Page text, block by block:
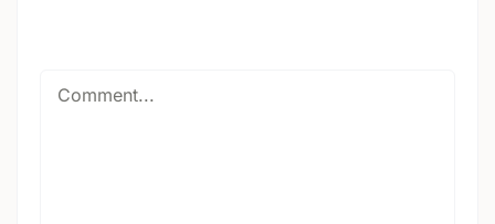
Comment